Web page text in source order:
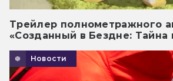
Трейлер полнометражного
«Созданный в Бездне: Тайна
Новости